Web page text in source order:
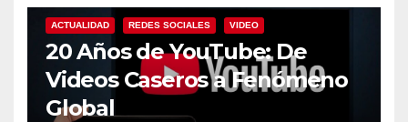
ACTUALIDAD REDES SOCIALES VIDEO
20 Años de YouTube: De
Videos Caseros a Fenómeno
Global